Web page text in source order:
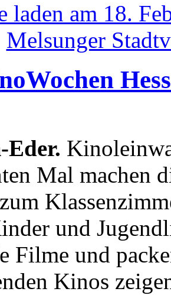
laden am 18.
Melsunger
Eder.
Mal machen
und
Filme und
Kinos